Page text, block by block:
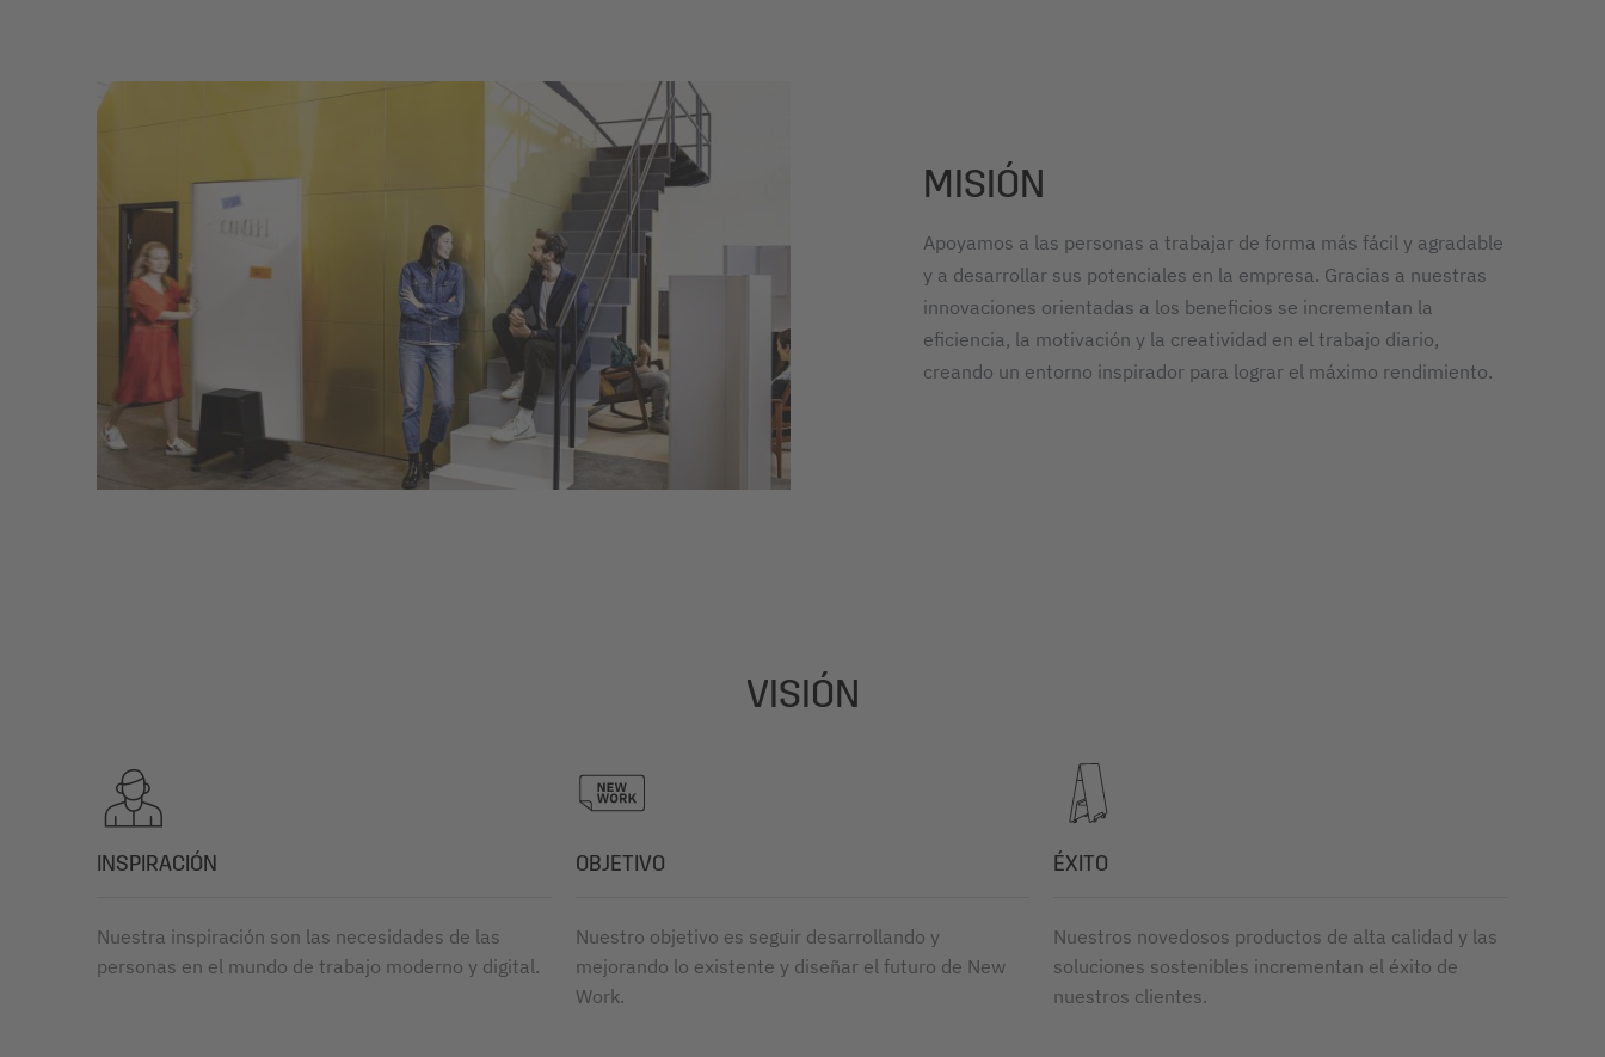
MISIÓN
Apoyamos a las personas a trabajar de forma más fácil y agradable
y a desarrollar sus potenciales en la empresa. Gracias a nuestras
innovaciones orientadas a los beneficios se incrementan la
eficiencia, la motivación y la creatividad en el trabajo diario,
creando un entorno inspirador para lograr el máximo rendimiento.
VISIÓN
INSPIRACIÓN
Nuestra inspiración son las necesidades de las
personas en el mundo de trabajo moderno y digital.
OBJETIVO
Nuestro objetivo es seguir desarrollando y
mejorando lo existente y diseñar el futuro de New
Work.
ÉXITO
Nuestros novedosos productos de alta calidad y las
soluciones sostenibles incrementan el éxito de
nuestros clientes.